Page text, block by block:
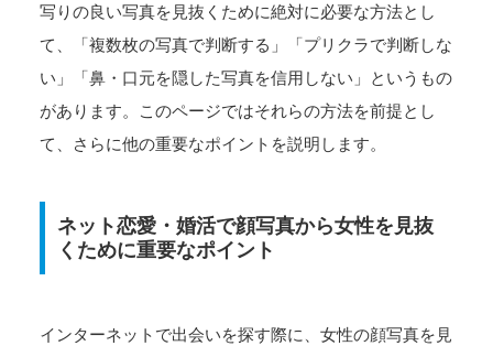
写りの良い写真を見抜くために絶対に必要な方法とし
て、「複数枚の写真で判断する」「プリクラで判断しな
い」「鼻・口元を隠した写真を信用しない」というもの
があります。このページではそれらの方法を前提とし
て、さらに他の重要なポイントを説明します。
ネット恋愛・婚活で顔写真から女性を見抜
くために重要なポイント
インターネットで出会いを探す際に、女性の顔写真を見